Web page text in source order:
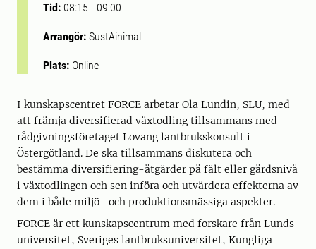
Tid: 08:15 - 09:00
Arrangör: SustAinimal
Plats: Online
I kunskapscentret FORCE arbetar Ola Lundin, SLU, med
att främja diversifierad växtodling tillsammans med
rådgivningsföretaget Lovang lantbrukskonsult i
Östergötland. De ska tillsammans diskutera och
bestämma diversifiering-åtgärder på fält eller gårdsnivå
i växtodlingen och sen införa och utvärdera effekterna av
dem i både miljö- och produktionsmässiga aspekter.
FORCE är ett kunskapscentrum med forskare från Lunds
universitet, Sveriges lantbruksuniversitet, Kungliga